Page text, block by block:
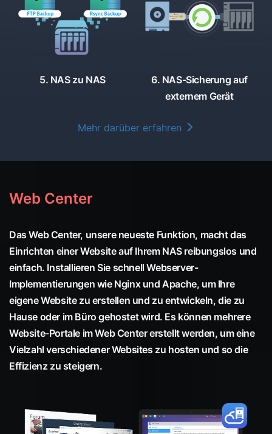
5. NAS zu NAS
6. NAS-Sicherung auf
externem Gerät
Mehr darüber erfahren
Web Center
Das Web Center, unsere neueste Funktion, macht das
Einrichten einer Website auf Ihrem NAS reibungslos und
einfach. Installieren Sie schnell Webserver-
Implementierungen wie Nginx und Apache, um Ihre
eigene Website zu erstellen und zu entwickeln, die zu
Hause oder im Büro gehostet wird. Es können mehrere
Website-Portale im Web Center erstellt werden, um eine
Vielzahl verschiedener Websites zu hosten und so die
Effizienz zu steigern.